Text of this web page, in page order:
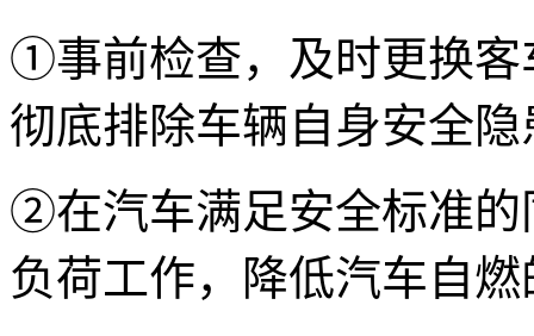
①事前检查，及时更换客
彻底排除车辆自身安全隐
②在汽车满足安全标准的
负荷工作，降低汽车自